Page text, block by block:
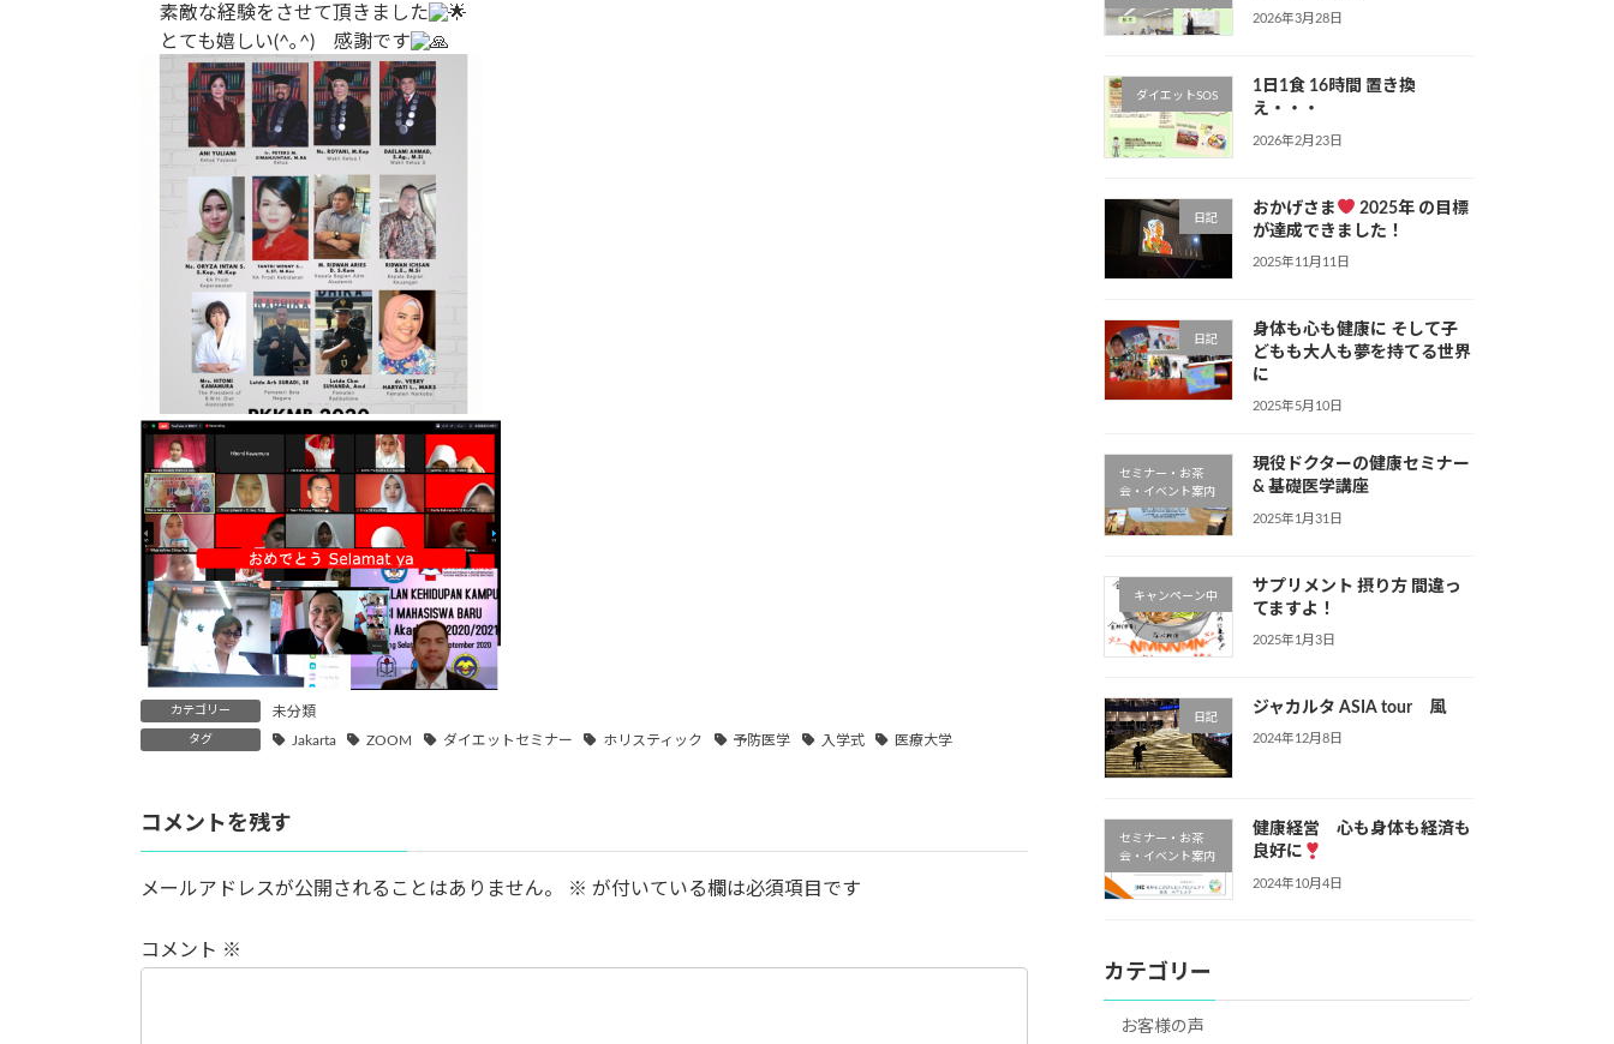
素敵な経験をさせて頂きました
とても嬉しい(^｡^) 感謝です
カテゴリー 未分類
タグ Jakarta ZOOM ダイエットセミナー ホリスティック 予防医学 入学式 医療大学
コメントを残す
メールアドレスが公開されることはありません。 ※ が付いている欄は必須項目です
コメント ※
2026年3月28日
ダイエットSOS
1日1食 16時間 置き換
え・・・
2026年2月23日
日記
おかげさま
2025年 の目標
が達成できました！
2025年11月11日
日記
身体も心も健康に そして子
どもも大人も夢を持てる世界
に
2025年5月10日
セミナー・お茶
会・イベント案内
現役ドクターの健康セミナー
& 基礎医学講座
2025年1月31日
キャンペーン中
サプリメント 摂り方 間違っ
てますよ！
2025年1月3日
日記
ジャカルタ ASIA tour 風
2024年12月8日
セミナー・お茶
会・イベント案内
健康経営 心も身体も経済も
良好に
2024年10月4日
カテゴリー
お客様の声